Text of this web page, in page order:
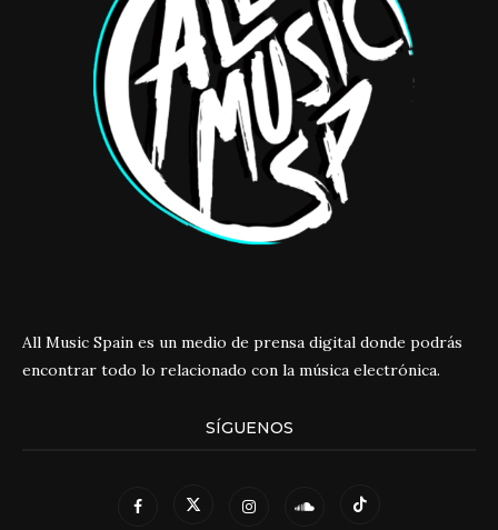
All Music Spain es un medio de prensa digital donde podrás
encontrar todo lo relacionado con la música electrónica.
SÍGUENOS